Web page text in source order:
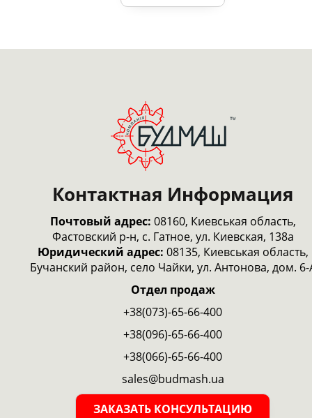
Контактная Информация
Почтовый адрес: 08160, Киевськая область,
Фастовский р-н, с. Гатное, ул. Киевская, 138а
Юридический адрес: 08135, Киевськая область,
Бучанский район, село Чайки, ул. Антонова, дом. 6-
Отдел продаж
+38(073)-65-66-400
+38(096)-65-66-400
+38(066)-65-66-400
sales@budmash.ua
ЗАКАЗАТЬ КОНСУЛЬТАЦИЮ